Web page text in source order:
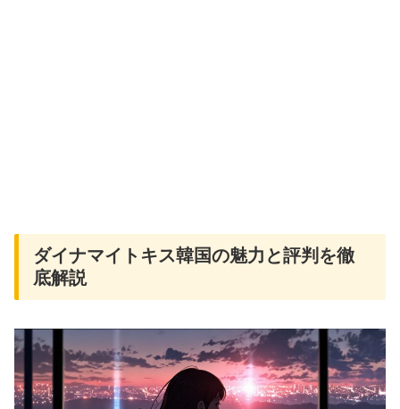
ダイナマイトキス韓国の魅力と評判を徹
底解説